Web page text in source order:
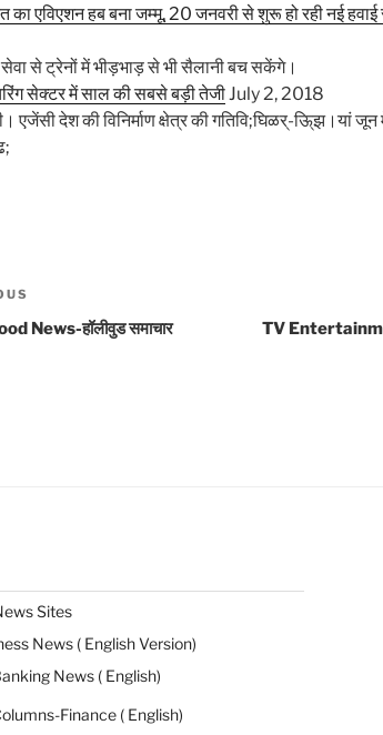
का एविएशन हब बना जम्मू, 20 जनवरी से शुरू हो रही नई हवाई
सेवा से ट्रेनों में भीड़भाड़ से भी सैलानी बच सकेंगे।
सेक्टर में साल की सबसे बड़ी तेजीJuly 2, 2018
एजेंसी देश की विनिर्माण क्षेत्र की गतिवि;घिळर्-ऊि्‌झ।यां
News-हॉलीवुड समाचार
TV
Sites
News ( English Version)
News ( English)
Finance ( English)